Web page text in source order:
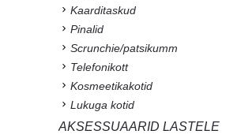
Kaarditaskud
Pinalid
Scrunchie/patsikumm
Telefonikott
Kosmeetikakotid
Lukuga kotid
AKSESSUAARID LASTELE